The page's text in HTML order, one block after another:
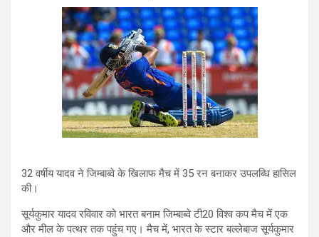
32 वर्षीय यादव ने जिम्बाब्वे के खिलाफ मैच में 35 रन बनाकर उपलब्धि हासिल
की।
सूर्यकुमार यादव रविवार को भारत बनाम जिम्बाब्वे टी20 विश्व कप मैच में एक
और मील के पत्थर तक पहुंच गए। मैच में, भारत के स्टार बल्लेबाज सूर्यकुमार